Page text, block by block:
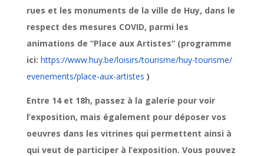
rues et les monuments de la ville de Huy, dans le
respect des mesures COVID, parmi les
animations de “Place aux Artistes” (programme
ici: https://www.huy.be/loisirs/tourisme/huy-tourisme/
evenements/place-aux-artistes )
Entre 14 et 18h, passez à la galerie pour voir
l’exposition, mais également pour déposer vos
oeuvres dans les vitrines qui permettent ainsi à
qui veut de participer à l’exposition. Vous pouvez